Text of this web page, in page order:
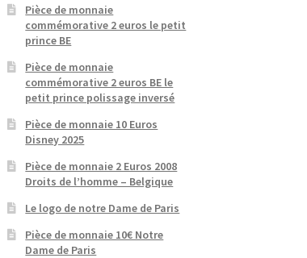
Pièce de monnaie
commémorative 2 euros le petit
prince BE
Pièce de monnaie
commémorative 2 euros BE le
petit prince polissage inversé
Pièce de monnaie 10 Euros
Disney 2025
Pièce de monnaie 2 Euros 2008
Droits de l’homme – Belgique
Le logo de notre Dame de Paris
Pièce de monnaie 10€ Notre
Dame de Paris